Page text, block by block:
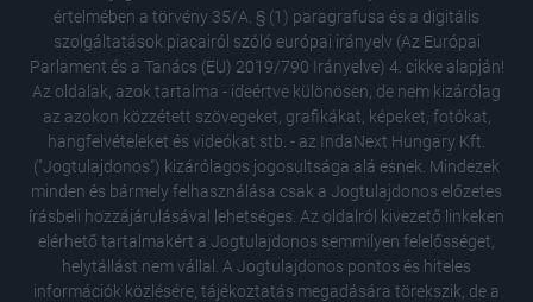
értelmében a törvény 35/A. § (1) paragrafusa és a digitális
szolgáltatások piacairól szóló európai irányelv (Az Európai
Parlament és a Tanács (EU) 2019/790 Irányelve) 4. cikke alapján!
Az oldalak, azok tartalma - ideértve különösen, de nem kizárólag
az azokon közzétett szövegeket, grafikákat, képeket, fotókat,
hangfelvételeket és videókat stb. - az IndaNext Hungary Kft.
("Jogtulajdonos") kizárólagos jogosultsága alá esnek. Mindezek
minden és bármely felhasználása csak a Jogtulajdonos előzetes
írásbeli hozzájárulásával lehetséges. Az oldalról kivezető linkeken
elérhető tartalmakért a Jogtulajdonos semmilyen felelősséget,
helytállást nem vállal. A Jogtulajdonos pontos és hiteles
információk közlésére, tájékoztatás megadására törekszik, de a